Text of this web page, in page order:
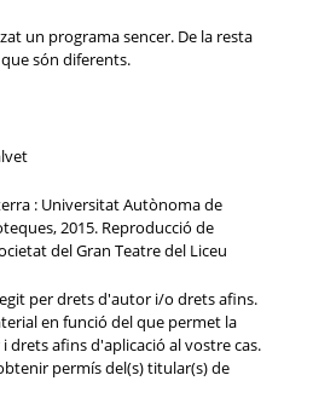
un programa sencer. De la resta
són diferents.
: Universitat Autònoma de
2015. Reproducció de
del Gran Teatre del Liceu
per drets d'autor i/o drets afins.
en funció del que permet la
drets afins d'aplicació al vostre cas.
permís del(s) titular(s) de